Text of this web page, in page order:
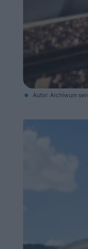
Autor: Archiwum